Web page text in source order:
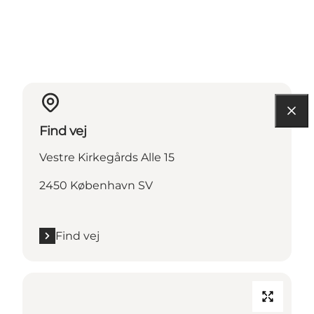
Find vej
Vestre Kirkegårds Alle 15
2450 København SV
Find vej